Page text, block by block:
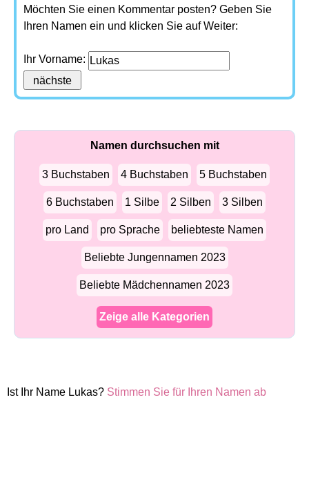
Möchten Sie einen Kommentar posten? Geben Sie
Ihren Namen ein und klicken Sie auf Weiter:
Ihr Vorname:
Namen durchsuchen mit
3 Buchstaben 4 Buchstaben 5 Buchstaben
6 Buchstaben 1 Silbe 2 Silben 3 Silben
pro Land pro Sprache beliebteste Namen
Beliebte Jungennamen 2023
Beliebte Mädchennamen 2023
Zeige alle Kategorien
Ist Ihr Name Lukas? Stimmen Sie für Ihren Namen ab